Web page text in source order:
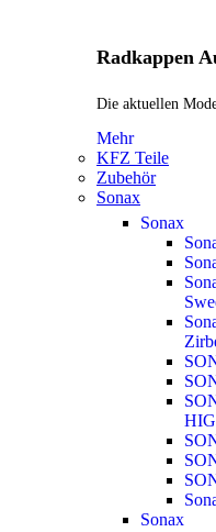
Radkappen
Die aktuellen
Mehr
KFZ Teile
Zubehör
Sonax
Sonax
Sonax